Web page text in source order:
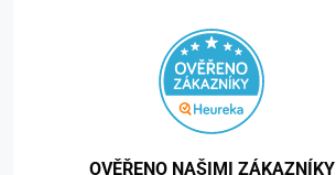
OVĚŘENO NAŠIMI ZÁKAZNÍKY